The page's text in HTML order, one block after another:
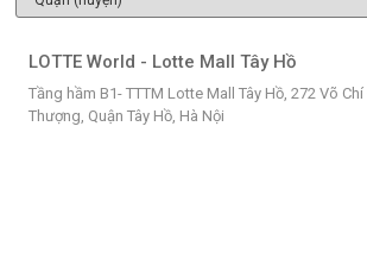
LOTTE World - Lotte Mall Tây Hồ
Tầng hầm B1- TTTM Lotte Mall Tây Hồ, 272 Võ
Thượng, Quận Tây Hồ, Hà Nội